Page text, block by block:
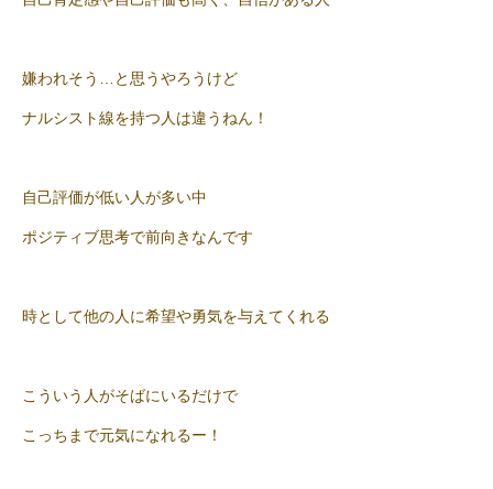
嫌われそう…と思うやろうけど
ナルシスト線を持つ人は違うねん！
自己評価が低い人が多い中
ポジティブ思考で前向きなんです
時として他の人に希望や勇気を与えてくれる
こういう人がそばにいるだけで
こっちまで元気になれるー！